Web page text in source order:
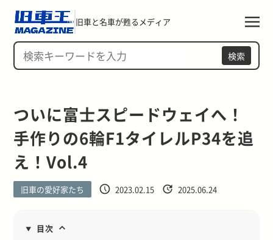
旧車と名車が甦るメディア
検索
ついに富士スピードウェイへ！
手作りの6輪F1タイレルP34を追
え！Vol.4
旧車の愛好家たち 2023.02.15 2025.06.24
目次